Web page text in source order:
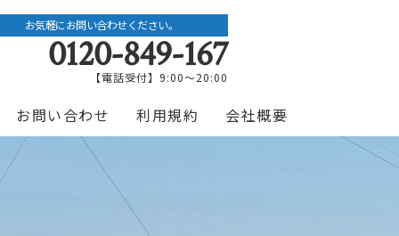
お気軽にお問い合わせください。
0120-849-167
【電話受付】9:00〜20:00
お問い合わせ 利用規約 会社概要